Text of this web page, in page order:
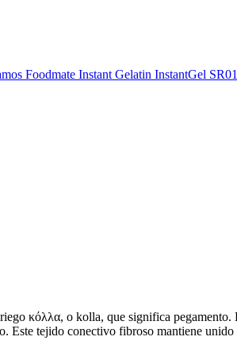
Foodmate Instant Gelatin InstantGel
κόλλα, o kolla, que significa pegamento.
Este tejido conectivo fibroso mantiene unido